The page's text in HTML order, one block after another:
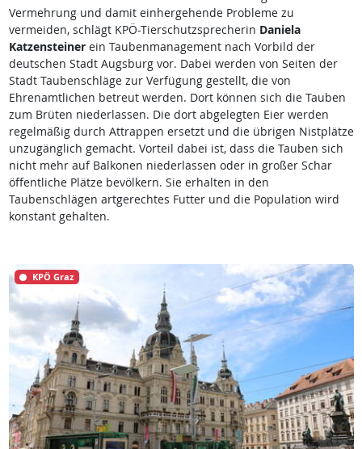
Vermehrung und damit einhergehende Probleme zu
vermeiden, schlägt KPÖ-Tierschutzsprecherin Daniela
Katzensteiner ein Taubenmanagement nach Vorbild der
deutschen Stadt Augsburg vor. Dabei werden von Seiten der
Stadt Taubenschläge zur Verfügung gestellt, die von
Ehrenamtlichen betreut werden. Dort können sich die Tauben
zum Brüten niederlassen. Die dort abgelegten Eier werden
regelmäßig durch Attrappen ersetzt und die übrigen Nistplätze
unzugänglich gemacht. Vorteil dabei ist, dass die Tauben sich
nicht mehr auf Balkonen niederlassen oder in großer Schar
öffentliche Plätze bevölkern. Sie erhalten in den
Taubenschlägen artgerechtes Futter und die Population wird
konstant gehalten.
KPÖ Graz